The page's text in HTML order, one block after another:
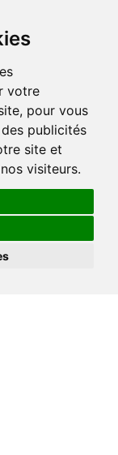
votre
pour vous
publicités
site et
visiteurs.